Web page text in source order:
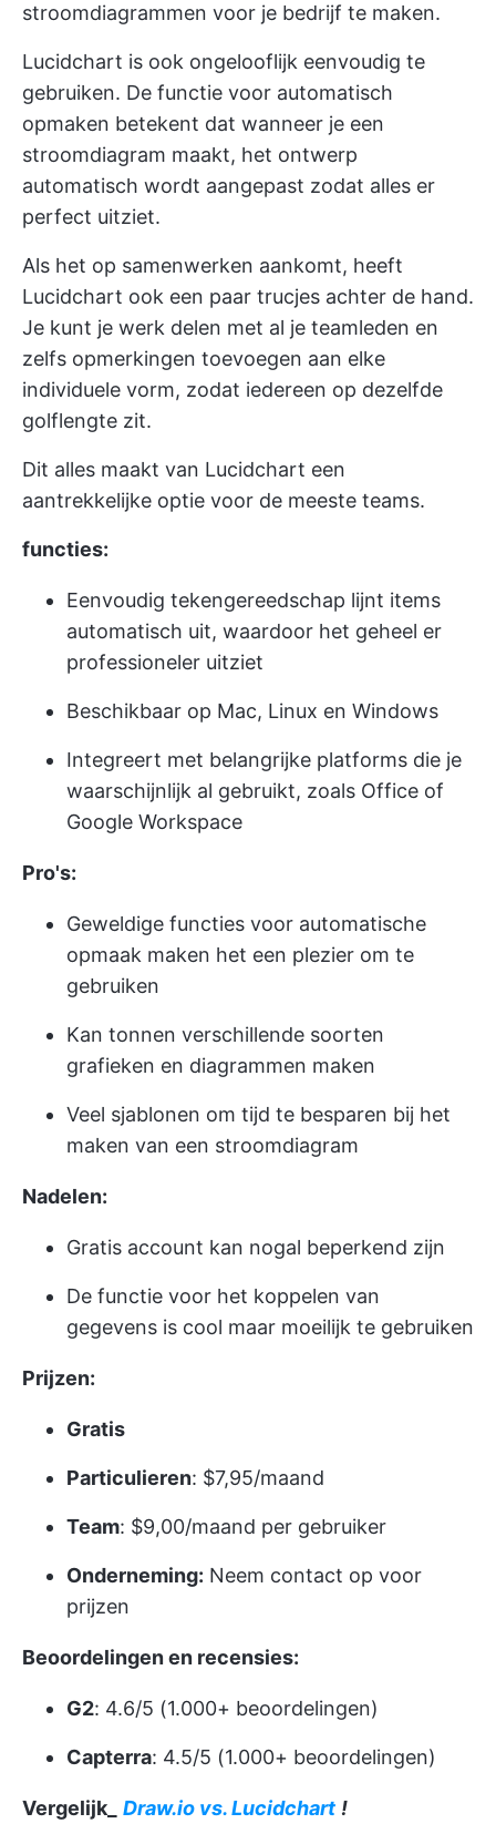
stroomdiagrammen voor je bedrijf te maken.
Lucidchart is ook ongelooflijk eenvoudig te
gebruiken. De functie voor automatisch
opmaken betekent dat wanneer je een
stroomdiagram maakt, het ontwerp
automatisch wordt aangepast zodat alles er
perfect uitziet.
Als het op samenwerken aankomt, heeft
Lucidchart ook een paar trucjes achter de hand.
Je kunt je werk delen met al je teamleden en
zelfs opmerkingen toevoegen aan elke
individuele vorm, zodat iedereen op dezelfde
golflengte zit.
Dit alles maakt van Lucidchart een
aantrekkelijke optie voor de meeste teams.
functies:
Eenvoudig tekengereedschap lijnt items
automatisch uit, waardoor het geheel er
professioneler uitziet
Beschikbaar op Mac, Linux en Windows
Integreert met belangrijke platforms die je
waarschijnlijk al gebruikt, zoals Office of
Google Workspace
Pro's:
Geweldige functies voor automatische
opmaak maken het een plezier om te
gebruiken
Kan tonnen verschillende soorten
grafieken en diagrammen maken
Veel sjablonen om tijd te besparen bij het
maken van een stroomdiagram
Nadelen:
Gratis account kan nogal beperkend zijn
De functie voor het koppelen van
gegevens is cool maar moeilijk te gebruiken
Prijzen:
Gratis
Particulieren: $7,95/maand
Team: $9,00/maand per gebruiker
Onderneming: Neem contact op voor
prijzen
Beoordelingen en recensies:
G2: 4.6/5 (1.000+ beoordelingen)
Capterra: 4.5/5 (1.000+ beoordelingen)
Vergelijk_ Draw.io vs. Lucidchart !